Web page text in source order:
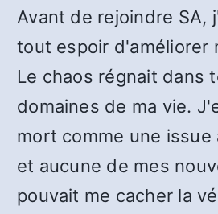
Avant de rejoindre SA,
tout espoir d'améliorer
Le chaos régnait dans
domaines de ma vie.
mort comme une issue
et aucune de mes
pouvait me cacher la